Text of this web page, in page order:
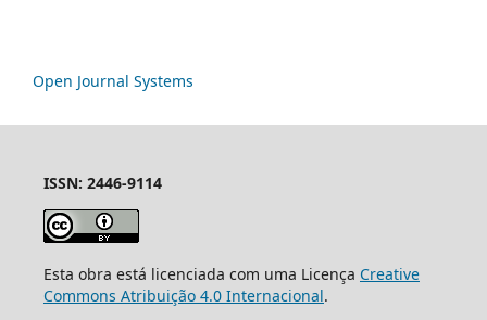
Open Journal Systems
ISSN: 2446-9114
Esta obra está licenciada com uma Licença Creative
Commons Atribuição 4.0 Internacional.